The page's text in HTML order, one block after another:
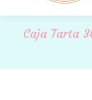
Caja Tarta